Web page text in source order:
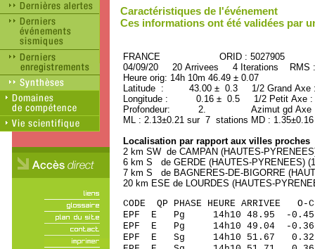
Caractéristiques de l'événement
Ces informations ont été validées par
FRANCE ORID : 5027905
04/09/20 20 Arrivees 4 Iterations RMS
Heure orig: 14h 10m 46.49 ± 0.07
Latitude : 43.00 ± 0.3 1/2 Grand
Longitude : 0.16 ± 0.5 1/2 Petit Axe
Profondeur: 2. Azimut gd Axe :
ML : 2.13±0.21 sur 7 stations MD :
Localisation par rapport aux villes proches
2 km SW de CAMPAN (HAUTES-
6 km S de GERDE (HAUTES-PYRENEES)
7 km S de BAGNERES-DE-BIGORRE
20 km ESE de LOURDES (HAUTES-
CODE QP PHASE HEURE
EPF E Pg 14h10
EPF E Pg 14h10
EPF E Sg 14h10